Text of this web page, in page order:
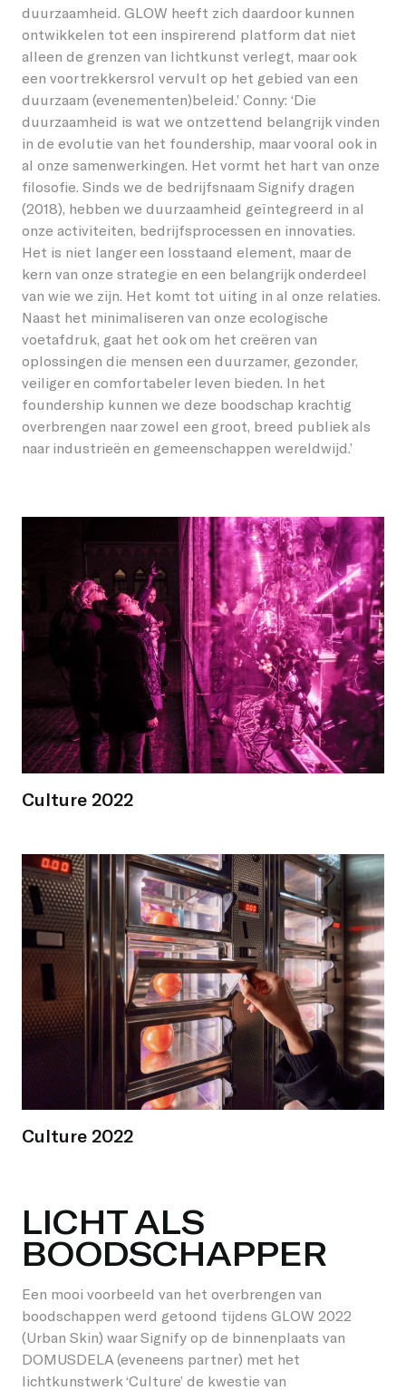
duurzaamheid. GLOW heeft zich daardoor kunnen
ontwikkelen tot een inspirerend platform dat niet
alleen de grenzen van lichtkunst verlegt, maar ook
een voortrekkersrol vervult op het gebied van een
duurzaam (evenementen)beleid.’ Conny: ‘Die
duurzaamheid is wat we ontzettend belangrijk vinden
in de evolutie van het foundership, maar vooral ook in
al onze samenwerkingen. Het vormt het hart van onze
filosofie. Sinds we de bedrijfsnaam Signify dragen
(2018), hebben we duurzaamheid geïntegreerd in al
onze activiteiten, bedrijfsprocessen en innovaties.
Het is niet langer een losstaand element, maar de
kern van onze strategie en een belangrijk onderdeel
van wie we zijn. Het komt tot uiting in al onze relaties.
Naast het minimaliseren van onze ecologische
voetafdruk, gaat het ook om het creëren van
oplossingen die mensen een duurzamer, gezonder,
veiliger en comfortabeler leven bieden. In het
foundership kunnen we deze boodschap krachtig
overbrengen naar zowel een groot, breed publiek als
naar industrieën en gemeenschappen wereldwijd.’
Culture 2022
Culture 2022
LICHT ALS
BOODSCHAPPER
Een mooi voorbeeld van het overbrengen van
boodschappen werd getoond tijdens GLOW 2022
(Urban Skin) waar Signify op de binnenplaats van
DOMUSDELA (eveneens partner) met het
lichtkunstwerk ‘Culture’ de kwestie van